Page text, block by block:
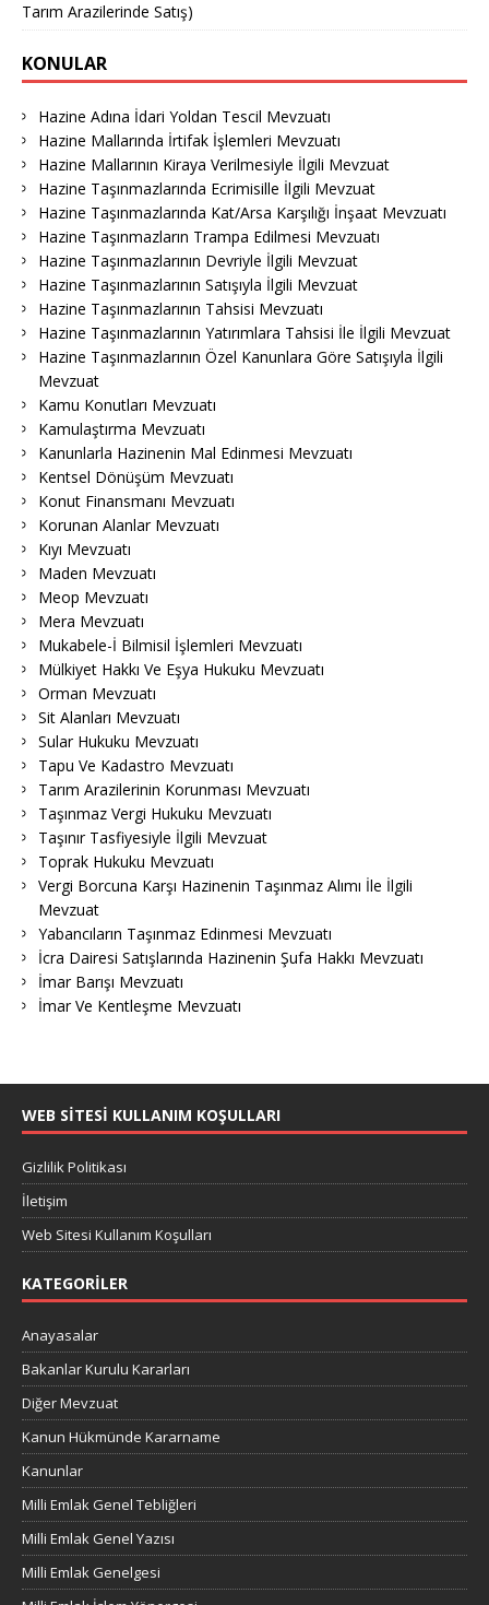
Tarım Arazilerinde Satış)
KONULAR
Hazine Adına İdari Yoldan Tescil Mevzuatı
Hazine Mallarında İrtifak İşlemleri Mevzuatı
Hazine Mallarının Kiraya Verilmesiyle İlgili Mevzuat
Hazine Taşınmazlarında Ecrimisille İlgili Mevzuat
Hazine Taşınmazlarında Kat/Arsa Karşılığı İnşaat Mevzuatı
Hazine Taşınmazların Trampa Edilmesi Mevzuatı
Hazine Taşınmazlarının Devriyle İlgili Mevzuat
Hazine Taşınmazlarının Satışıyla İlgili Mevzuat
Hazine Taşınmazlarının Tahsisi Mevzuatı
Hazine Taşınmazlarının Yatırımlara Tahsisi İle İlgili Mevzuat
Hazine Taşınmazlarının Özel Kanunlara Göre Satışıyla İlgili
Mevzuat
Kamu Konutları Mevzuatı
Kamulaştırma Mevzuatı
Kanunlarla Hazinenin Mal Edinmesi Mevzuatı
Kentsel Dönüşüm Mevzuatı
Konut Finansmanı Mevzuatı
Korunan Alanlar Mevzuatı
Kıyı Mevzuatı
Maden Mevzuatı
Meop Mevzuatı
Mera Mevzuatı
Mukabele-İ Bilmisil İşlemleri Mevzuatı
Mülkiyet Hakkı Ve Eşya Hukuku Mevzuatı
Orman Mevzuatı
Sit Alanları Mevzuatı
Sular Hukuku Mevzuatı
Tapu Ve Kadastro Mevzuatı
Tarım Arazilerinin Korunması Mevzuatı
Taşınmaz Vergi Hukuku Mevzuatı
Taşınır Tasfiyesiyle İlgili Mevzuat
Toprak Hukuku Mevzuatı
Vergi Borcuna Karşı Hazinenin Taşınmaz Alımı İle İlgili
Mevzuat
Yabancıların Taşınmaz Edinmesi Mevzuatı
İcra Dairesi Satışlarında Hazinenin Şufa Hakkı Mevzuatı
İmar Barışı Mevzuatı
İmar Ve Kentleşme Mevzuatı
WEB SITESI KULLANIM KOŞULLARI
Gizlilik Politikası
İletişim
Web Sitesi Kullanım Koşulları
KATEGORILER
Anayasalar
Bakanlar Kurulu Kararları
Diğer Mevzuat
Kanun Hükmünde Kararname
Kanunlar
Milli Emlak Genel Tebliğleri
Milli Emlak Genel Yazısı
Milli Emlak Genelgesi